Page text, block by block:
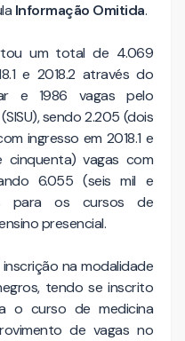
Informação Omitida.
um total de 4.069
e 2018.2 através do
e 1986 vagas pelo
sendo 2.205 (dois
ingresso em 2018.1 e
vagas com
6.055 (seis mil e
para os cursos de
presencial.
na modalidade
tendo se inscrito
o curso de medicina
de vagas no